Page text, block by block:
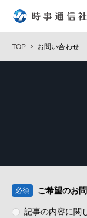
TOP お問い合わせ
必須 ご希望のお
記事の内容に関